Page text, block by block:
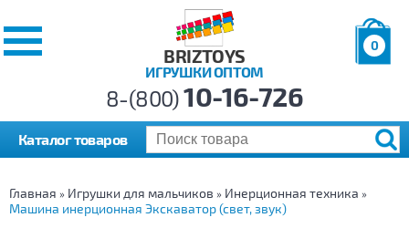
BRIZTOYS
ИГРУШКИ ОПТОМ
0
р.
8-(800)10-16-726
Каталог товаров
Главная » Игрушки для мальчиков » Инерционная техника »
Машина инерционная Экскаватор (свет, звук)